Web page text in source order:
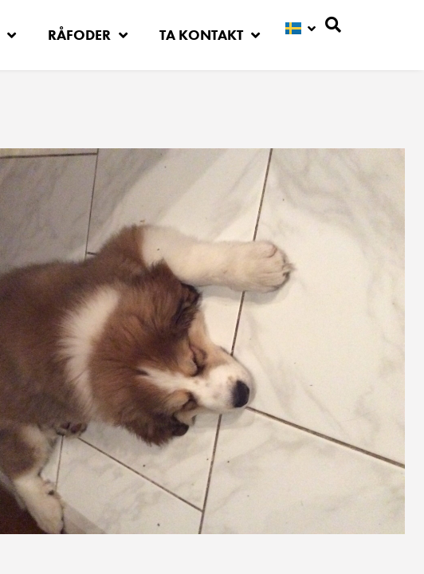
RÅFODER TA KONTAKT